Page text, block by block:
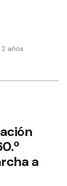
años
a